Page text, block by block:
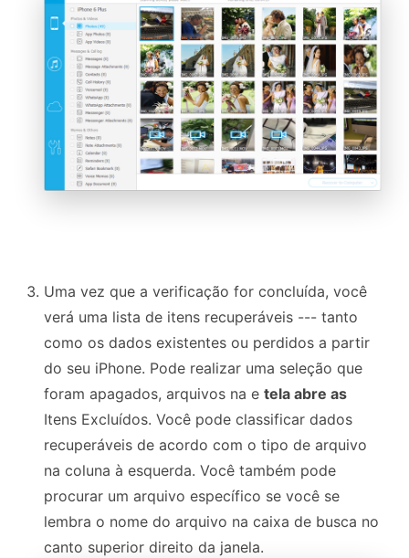
Uma vez que a verificação for concluída, você
verá uma lista de itens recuperáveis --- tanto
como os dados existentes ou perdidos a partir
do seu iPhone. Pode realizar uma seleção que
foram apagados, arquivos na e tela abre as
Itens Excluídos. Você pode classificar dados
recuperáveis de acordo com o tipo de arquivo
na coluna à esquerda. Você também pode
procurar um arquivo específico se você se
lembra o nome do arquivo na caixa de busca no
canto superior direito da janela.